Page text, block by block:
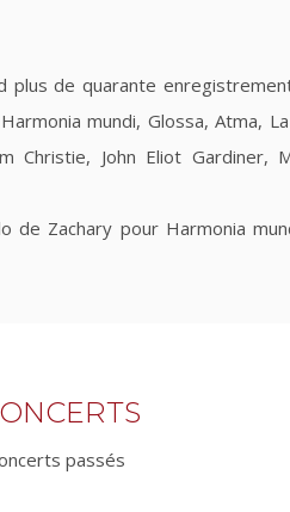
plus de quarante
mundi, Glossa, Atma,
Christie, John Eliot Gardiner,
de Zachary pour Harmonia
passés